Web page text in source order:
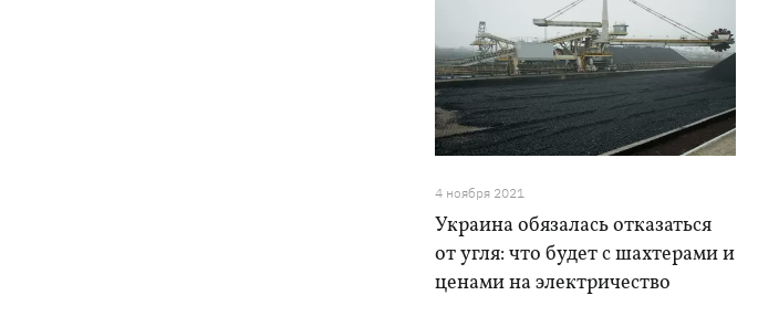
4 ноября 2021
Украина обязалась отказаться
от угля: что будет с шахтерами и
ценами на электричество